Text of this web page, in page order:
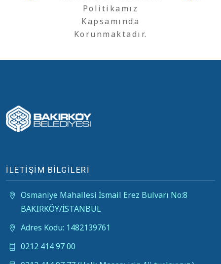
Politikamız
Kapsamında
Korunmaktadır.
İLETİŞİM BİLGİLERİ
Osmaniye Mahallesi İsmail Erez Bulvarı No:8
BAKIRKÖY/İSTANBUL
Adres Kodu: 1482139761
0212 414 97 00